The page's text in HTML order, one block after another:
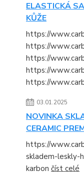
ELASTICKÁ
KŮŽE
https://
https://
https://
https://
https://
03.01.2025
NOVINKA
CERAMIC
https://
skladem-leskly-
karbon číst celé